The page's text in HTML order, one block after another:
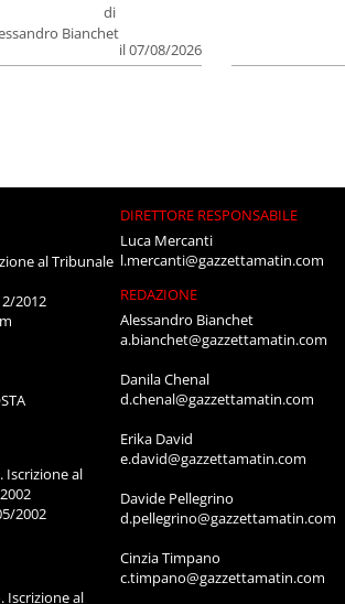
di
Bianchet
il 07/08/2026
al Tribunale
2012
Iscrizione al
2002
Iscrizione al
DIRETTORE RESPONSABILE
Luca Mercanti
l.mercanti@gazzettamatin.com
REDAZIONE
Alessandro Bianchet
a.bianchet@gazzettamatin.com
Danila Chenal
d.chenal@gazzettamatin.com
Erika David
e.david@gazzettamatin.com
Davide Pellegrino
d.pellegrino@gazzettamatin.com
Cinzia Timpano
c.timpano@gazzettamatin.com